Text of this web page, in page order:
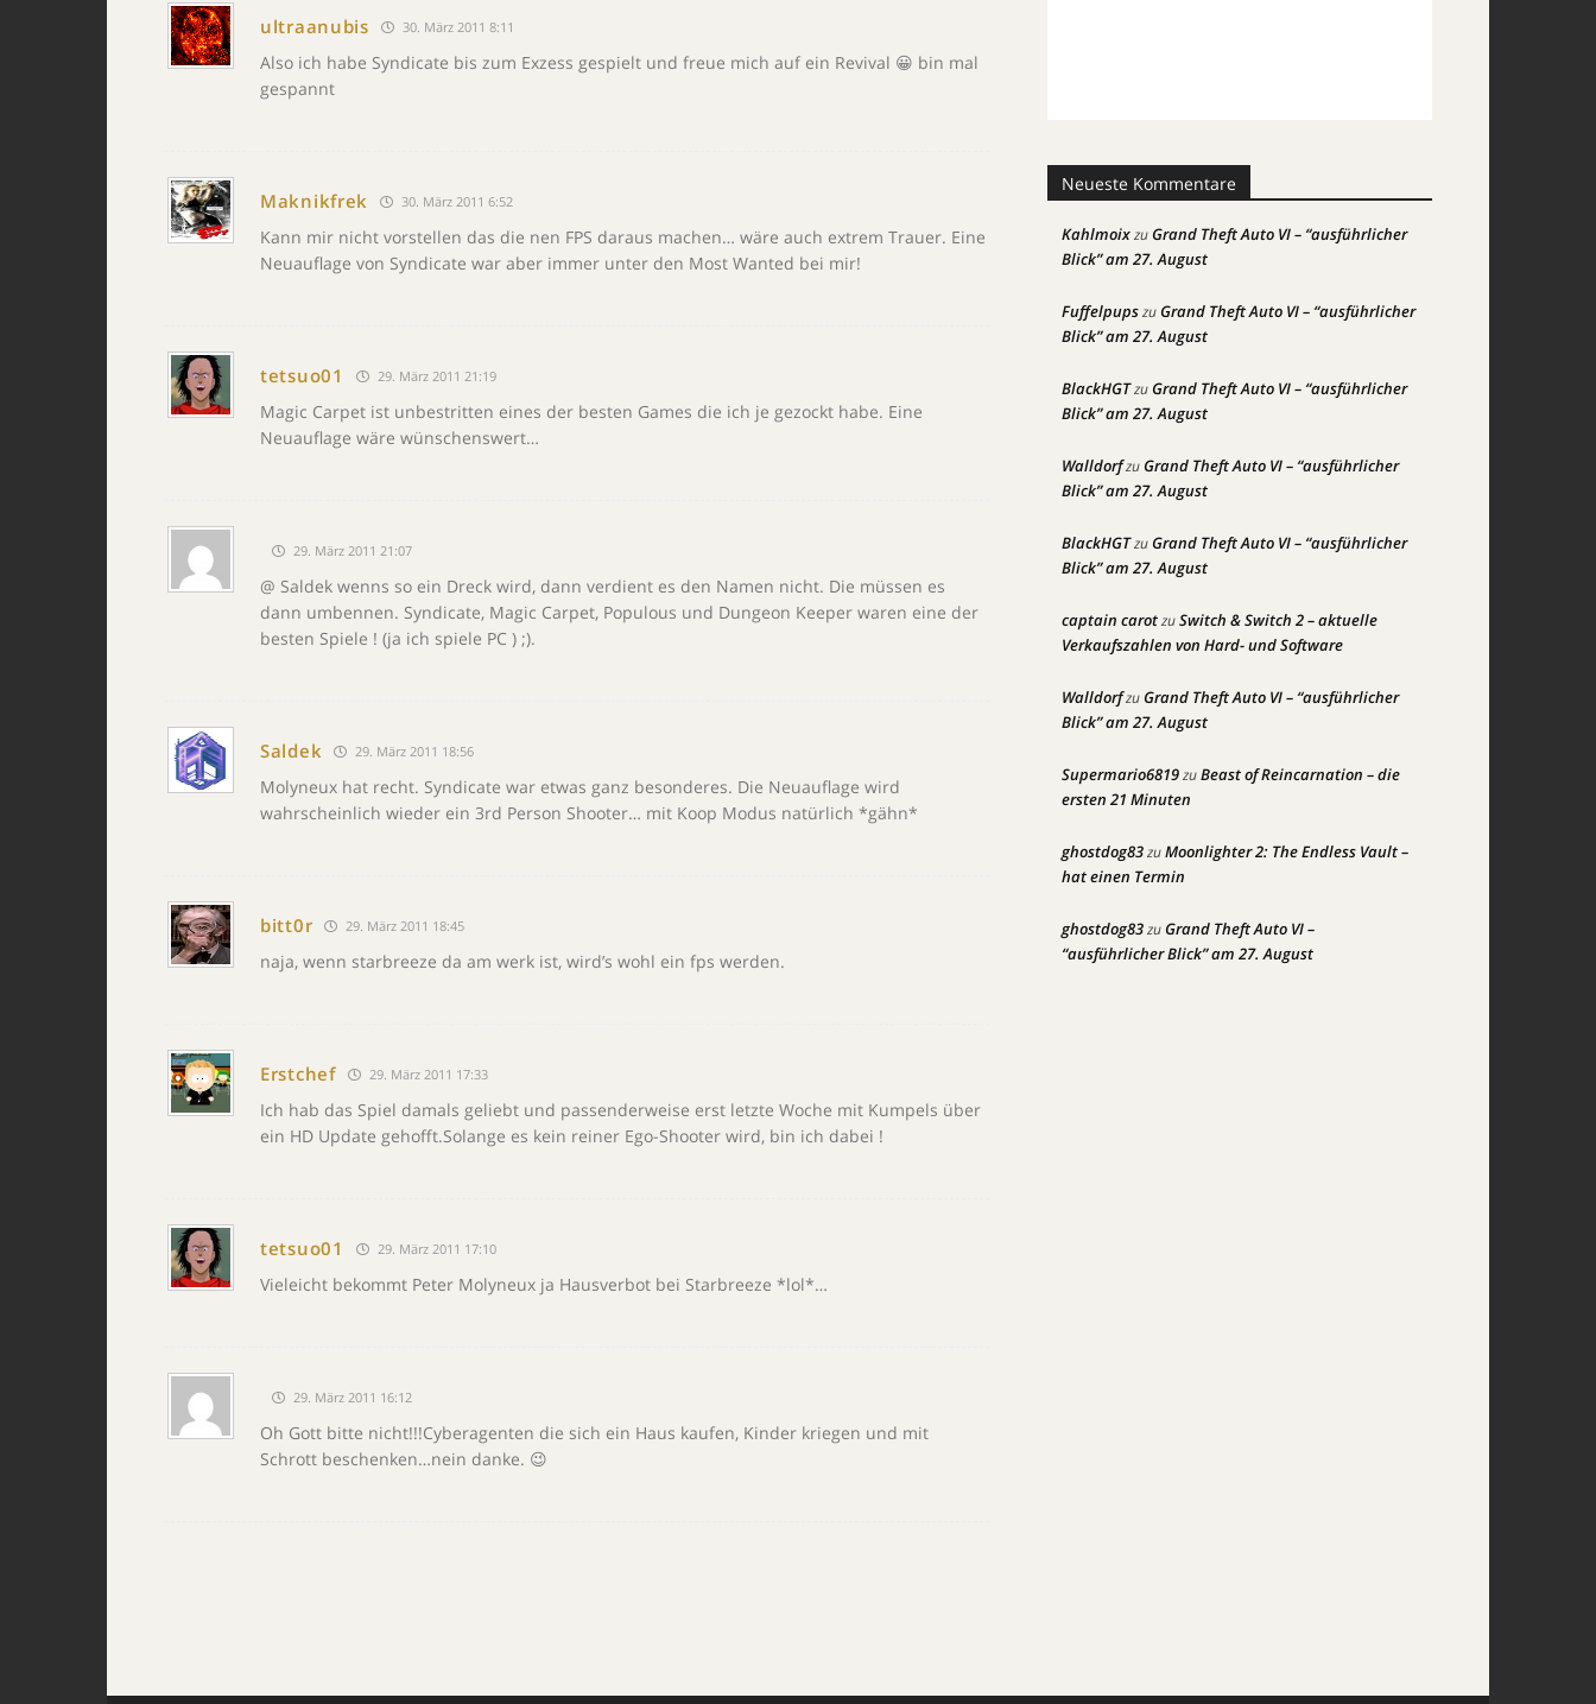
ultraanubis 30. März 2011 8:11
Also ich habe Syndicate bis zum Exzess gespielt und freue mich auf ein Revival 😀 bin mal
gespannt
Maknikfrek 30. März 2011 6:52
Kann mir nicht vorstellen das die nen FPS daraus machen… wäre auch extrem Trauer. Eine
Neuauflage von Syndicate war aber immer unter den Most Wanted bei mir!
tetsuo01 29. März 2011 21:19
Magic Carpet ist unbestritten eines der besten Games die ich je gezockt habe. Eine
Neuauflage wäre wünschenswert…
29. März 2011 21:07
@ Saldek wenns so ein Dreck wird, dann verdient es den Namen nicht. Die müssen es
dann umbennen. Syndicate, Magic Carpet, Populous und Dungeon Keeper waren eine der
besten Spiele ! (ja ich spiele PC ) ;).
Saldek 29. März 2011 18:56
Molyneux hat recht. Syndicate war etwas ganz besonderes. Die Neuauflage wird
wahrscheinlich wieder ein 3rd Person Shooter… mit Koop Modus natürlich *gähn*
bitt0r 29. März 2011 18:45
naja, wenn starbreeze da am werk ist, wird’s wohl ein fps werden.
Erstchef 29. März 2011 17:33
Ich hab das Spiel damals geliebt und passenderweise erst letzte Woche mit Kumpels über
ein HD Update gehofft.Solange es kein reiner Ego-Shooter wird, bin ich dabei !
tetsuo01 29. März 2011 17:10
Vieleicht bekommt Peter Molyneux ja Hausverbot bei Starbreeze *lol*…
29. März 2011 16:12
Oh Gott bitte nicht!!!Cyberagenten die sich ein Haus kaufen, Kinder kriegen und mit
Schrott beschenken…nein danke. 😉
Neueste Kommentare
KahlmoixzuGrand Theft Auto VI – “ausführlicher
Blick” am 27. August
FuffelpupszuGrand Theft Auto VI – “ausführlicher
Blick” am 27. August
BlackHGTzuGrand Theft Auto VI – “ausführlicher
Blick” am 27. August
WalldorfzuGrand Theft Auto VI – “ausführlicher
Blick” am 27. August
BlackHGTzuGrand Theft Auto VI – “ausführlicher
Blick” am 27. August
captain carotzuSwitch & Switch 2 – aktuelle
Verkaufszahlen von Hard- und Software
WalldorfzuGrand Theft Auto VI – “ausführlicher
Blick” am 27. August
Supermario6819zuBeast of Reincarnation – die
ersten 21 Minuten
ghostdog83zuMoonlighter 2: The Endless Vault –
hat einen Termin
ghostdog83zuGrand Theft Auto VI –
“ausführlicher Blick” am 27. August